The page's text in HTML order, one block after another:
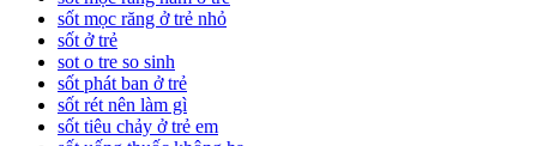
sốt mọc răng ở trẻ nhỏ
sốt ở trẻ
sot o tre so sinh
sốt phát ban ở trẻ
sốt rét nên làm gì
sốt tiêu chảy ở trẻ em